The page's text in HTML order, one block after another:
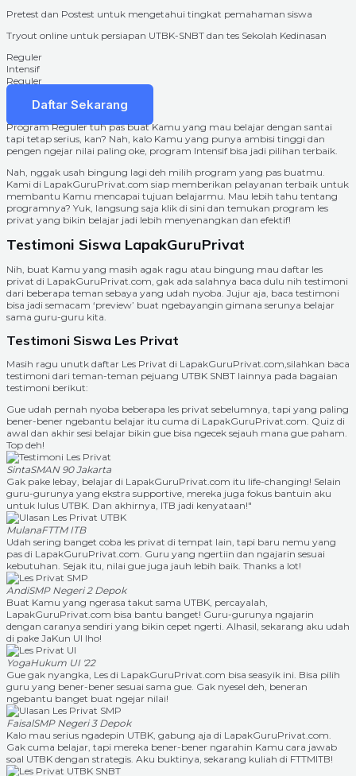
Pretest dan Postest untuk mengetahui tingkat pemahaman siswa
Tryout online untuk persiapan UTBK-SNBT dan tes Sekolah Kedinasan
Reguler
Intensif
Reguler
Daftar Sekarang
Program Reguler tuh pas buat Kamu yang mau belajar dengan santai
tapi tetap serius, kan? Nah, kalo Kamu yang punya ambisi tinggi dan
pengen ngejar nilai paling oke, program Intensif bisa jadi pilihan terbaik.
Nah, nggak usah bingung lagi deh milih program yang pas buatmu.
Kami di LapakGuruPrivat.com siap memberikan pelayanan terbaik untuk
membantu Kamu mencapai tujuan belajarmu. Mau lebih tahu tentang
programnya? Yuk, langsung saja klik di sini dan temukan program les
privat yang bikin belajar jadi lebih menyenangkan dan efektif!
Testimoni Siswa LapakGuruPrivat
Nih, buat Kamu yang masih agak ragu atau bingung mau daftar les
privat di LapakGuruPrivat.com, gak ada salahnya baca dulu nih testimoni
dari beberapa teman sebaya yang udah nyoba. Jujur aja, baca testimoni
bisa jadi semacam ‘preview’ buat ngebayangin gimana serunya belajar
sama guru-guru kita.
Testimoni Siswa Les Privat
Masih ragu unutk daftar Les Privat di LapakGuruPrivat.com,silahkan baca
testimoni dari teman-teman pejuang UTBK SNBT lainnya pada bagaian
testimoni berikut:
Gue udah pernah nyoba beberapa les privat sebelumnya, tapi yang paling
bener-bener ngebantu belajar itu cuma di LapakGuruPrivat.com. Quiz di
awal dan akhir sesi belajar bikin gue bisa ngecek sejauh mana gue paham.
Top deh!
SintaSMAN 90 Jakarta
Gak pake lebay, belajar di LapakGuruPrivat.com itu life-changing! Selain
guru-gurunya yang ekstra supportive, mereka juga fokus bantuin aku
untuk lulus UTBK. Dan akhirnya, ITB jadi kenyataan!"
MulanaFTTM ITB
Udah sering banget coba les privat di tempat lain, tapi baru nemu yang
pas di LapakGuruPrivat.com. Guru yang ngertiin dan ngajarin sesuai
kebutuhan. Sejak itu, nilai gue juga jauh lebih baik. Thanks a lot!
AndiSMP Negeri 2 Depok
Buat Kamu yang ngerasa takut sama UTBK, percayalah,
LapakGuruPrivat.com bisa bantu banget! Guru-gurunya ngajarin
dengan caranya sendiri yang bikin cepet ngerti. Alhasil, sekarang aku udah
di pake JaKun UI lho!
YogaHukum UI '22
Gue gak nyangka, Les di LapakGuruPrivat.com bisa seasyik ini. Bisa pilih
guru yang bener-bener sesuai sama gue. Gak nyesel deh, beneran
ngebantu banget buat ngejar nilai!
FaisalSMP Negeri 3 Depok
Kalo mau serius ngadepin UTBK, gabung aja di LapakGuruPrivat.com.
Gak cuma belajar, tapi mereka bener-bener ngarahin Kamu cara jawab
soal UTBK dengan strategis. Aku buktinya, sekarang kuliah di FTTMITB!